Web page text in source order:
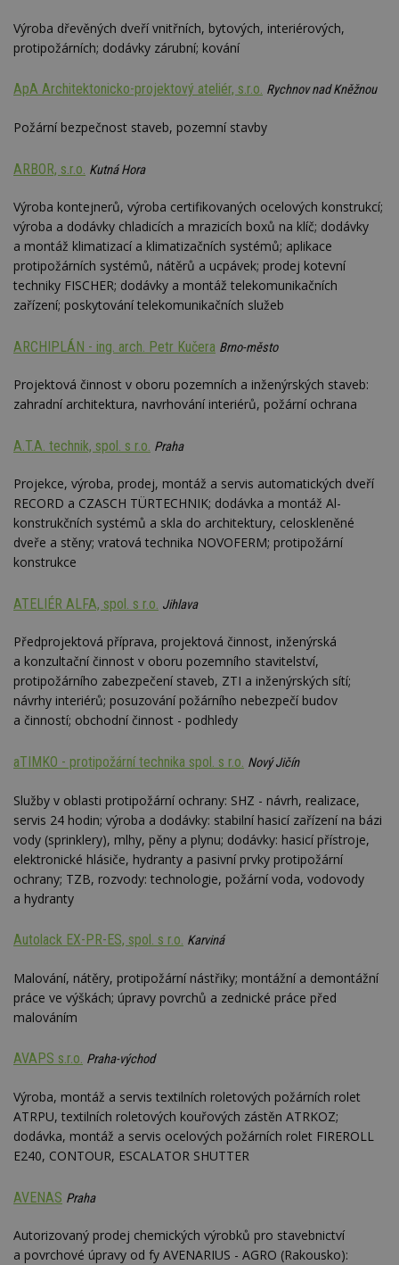
Výroba dřevěných dveří vnitřních, bytových, interiérových,
protipožárních; dodávky zárubní; kování
ApA Architektonicko-projektový ateliér, s.r.o. Rychnov nad Kněžnou
Požární bezpečnost staveb, pozemní stavby
ARBOR, s.r.o. Kutná Hora
Výroba kontejnerů, výroba certifikovaných ocelových konstrukcí;
výroba a dodávky chladicích a mrazicích boxů na klíč; dodávky
a montáž klimatizací a klimatizačních systémů; aplikace
protipožárních systémů, nátěrů a ucpávek; prodej kotevní
techniky FISCHER; dodávky a montáž telekomunikačních
zařízení; poskytování telekomunikačních služeb
ARCHIPLÁN - ing. arch. Petr Kučera Brno-město
Projektová činnost v oboru pozemních a inženýrských staveb:
zahradní architektura, navrhování interiérů, požární ochrana
A.T.A. technik, spol. s r.o. Praha
Projekce, výroba, prodej, montáž a servis automatických dveří
RECORD a CZASCH TÜRTECHNIK; dodávka a montáž Al-
konstrukčních systémů a skla do architektury, celoskleněné
dveře a stěny; vratová technika NOVOFERM; protipožární
konstrukce
ATELIÉR ALFA, spol. s r.o. Jihlava
Předprojektová příprava, projektová činnost, inženýrská
a konzultační činnost v oboru pozemního stavitelství,
protipožárního zabezpečení staveb, ZTI a inženýrských sítí;
návrhy interiérů; posuzování požárního nebezpečí budov
a činností; obchodní činnost - podhledy
aTIMKO - protipožární technika spol. s r.o. Nový Jičín
Služby v oblasti protipožární ochrany: SHZ - návrh, realizace,
servis 24 hodin; výroba a dodávky: stabilní hasicí zařízení na bázi
vody (sprinklery), mlhy, pěny a plynu; dodávky: hasicí přístroje,
elektronické hlásiče, hydranty a pasivní prvky protipožární
ochrany; TZB, rozvody: technologie, požární voda, vodovody
a hydranty
Autolack EX-PR-ES, spol. s r.o. Karviná
Malování, nátěry, protipožární nástřiky; montážní a demontážní
práce ve výškách; úpravy povrchů a zednické práce před
malováním
AVAPS s.r.o. Praha-východ
Výroba, montáž a servis textilních roletových požárních rolet
ATRPU, textilních roletových kouřových zástěn ATRKOZ;
dodávka, montáž a servis ocelových požárních rolet FIREROLL
E240, CONTOUR, ESCALATOR SHUTTER
AVENAS Praha
Autorizovaný prodej chemických výrobků pro stavebnictví
a povrchové úpravy od fy AVENARIUS - AGRO (Rakousko):